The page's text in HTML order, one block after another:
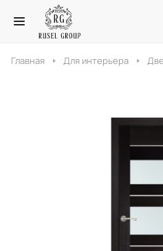
Главная Для интерьера